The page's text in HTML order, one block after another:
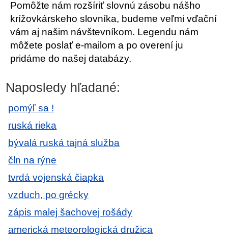
Pomôžte nám rozšíriť slovnú zásobu nášho
krížovkárskeho slovníka, budeme veľmi vďační
vám aj našim návštevníkom. Legendu nám
môžete poslať e-mailom a po overení ju
pridáme do našej databázy.
Naposledy hľadané:
pomýľ sa !
ruská rieka
bývalá ruská tajná služba
čln na rýne
tvrdá vojenská čiapka
vzduch, po grécky
zápis malej šachovej rošády
americká meteorologická družica